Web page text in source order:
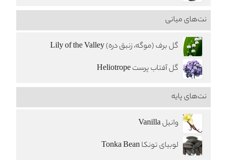
نت‌های میانی
گل برف (موگه، زنبق دره) Lily of the Valley
گل آفتاب پرست Heliotrope
نت‌های پایه
وانیل Vanilla
لوبیای تونکا Tonka Bean